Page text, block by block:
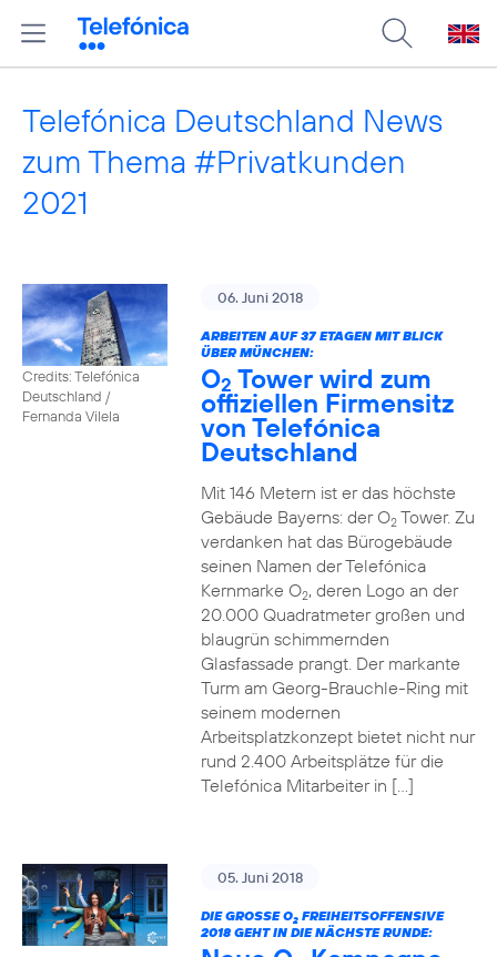
Telefónica Deutschland News
zum Thema #Privatkunden
2021
Credits: Telefónica
Deutschland /
Fernanda Vilela
06. Juni 2018
ARBEITEN AUF 37 ETAGEN MIT BLICK
ÜBER MÜNCHEN:
O2 Tower wird zum
offiziellen Firmensitz
von Telefónica
Deutschland
Mit 146 Metern ist er das höchste
Gebäude Bayerns: der O2Tower. Zu
verdanken hat das Bürogebäude
seinen Namen der Telefónica
Kernmarke O2, deren Logo an der
20.000 Quadratmeter großen und
blaugrün schimmernden
Glasfassade prangt. Der markante
Turm am Georg-Brauchle-Ring mit
seinem modernen
Arbeitsplatzkonzept bietet nicht nur
rund 2.400 Arbeitsplätze für die
Telefónica Mitarbeiter in […]
05. Juni 2018
DIE GROSSE O 2FREIHEITSOFFENSIVE
2018 GEHT IN DIE NÄCHSTE RUNDE: